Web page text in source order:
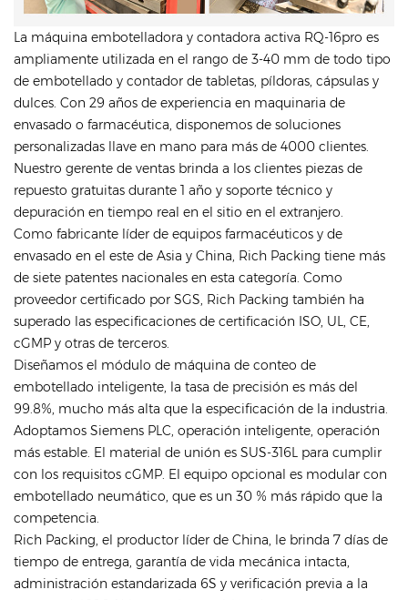
La máquina embotelladora y contadora activa RQ-16pro es
ampliamente utilizada en el rango de 3-40 mm de todo tipo
de embotellado y contador de tabletas, píldoras, cápsulas y
dulces. Con 29 años de experiencia en maquinaria de
envasado o farmacéutica, disponemos de soluciones
personalizadas llave en mano para más de 4000 clientes.
Nuestro gerente de ventas brinda a los clientes piezas de
repuesto gratuitas durante 1 año y soporte técnico y
depuración en tiempo real en el sitio en el extranjero.
Como fabricante líder de equipos farmacéuticos y de
envasado en el este de Asia y China, Rich Packing tiene más
de siete patentes nacionales en esta categoría. Como
proveedor certificado por SGS, Rich Packing también ha
superado las especificaciones de certificación ISO, UL, CE,
cGMP y otras de terceros.
Diseñamos el módulo de máquina de conteo de
embotellado inteligente, la tasa de precisión es más del
99.8%, mucho más alta que la especificación de la industria.
Adoptamos Siemens PLC, operación inteligente, operación
más estable. El material de unión es SUS-316L para cumplir
con los requisitos cGMP. El equipo opcional es modular con
embotellado neumático, que es un 30 % más rápido que la
competencia.
Rich Packing, el productor líder de China, le brinda 7 días de
tiempo de entrega, garantía de vida mecánica intacta,
administración estandarizada 6S y verificación previa a la